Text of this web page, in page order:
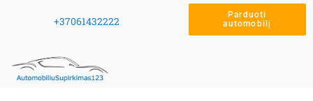
+37061432222
Parduoti
automobilį